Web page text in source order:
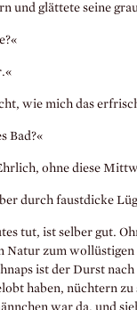
und glättete seine
wie mich das
Bad?«
ohne diese
durch faustdicke
tut, ist selber gut.
Natur zum wollüstigen
ist der Durst
haben, nüchtern
war da, und